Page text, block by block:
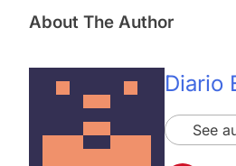
About The Author
Diario
See